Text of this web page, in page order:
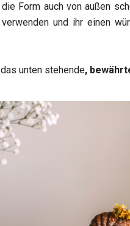
Form auch von außen
und ihr einen
unten stehende,